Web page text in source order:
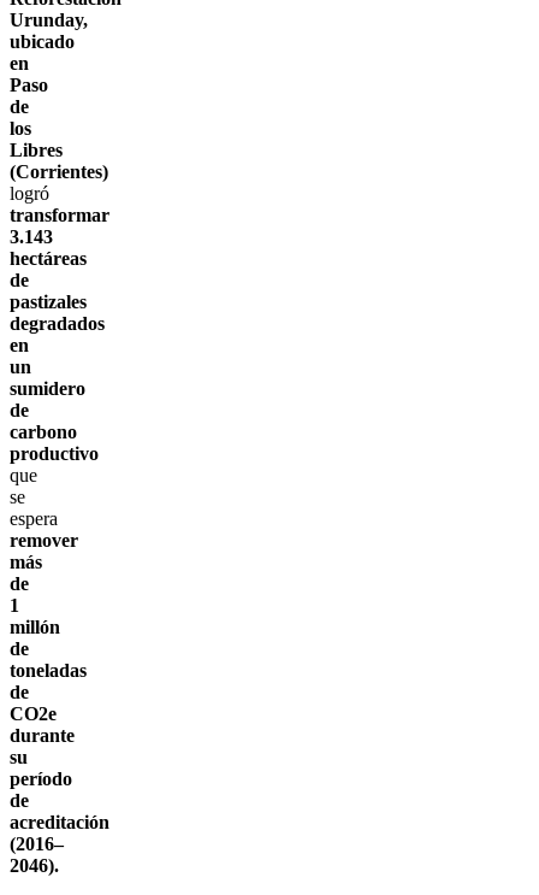
Urunday,
ubicado
en
Paso
de
los
Libres
(Corrientes)
logró
transformar
3.143
hectáreas
de
pastizales
degradados
en
un
sumidero
de
carbono
productivo
que
se
espera
remover
más
de
1
millón
de
toneladas
de
CO2e
durante
su
período
de
acreditación
(2016–
2046).